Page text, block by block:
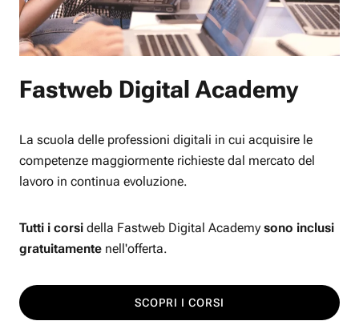
Fastweb Digital Academy
La scuola delle professioni digitali in cui acquisire le
competenze maggiormente richieste dal mercato del
lavoro in continua evoluzione.
Tutti i corsi della Fastweb Digital Academy sono inclusi
gratuitamente nell'offerta.
SCOPRI I CORSI